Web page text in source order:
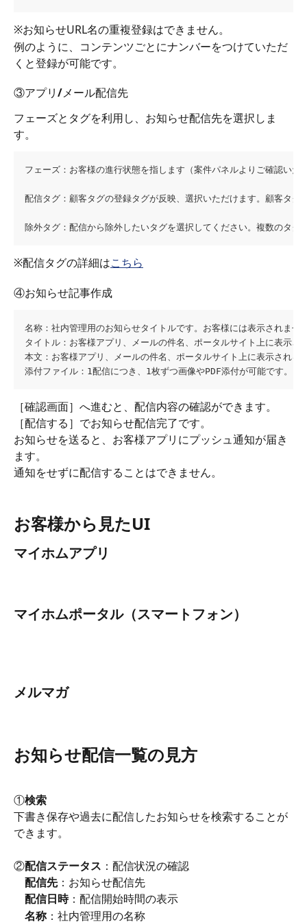
※お知らせURL名の重複登録はできません。
例のように、コンテンツごとにナンバーをつけていただ
くと登録が可能です。
③アプリ/メール配信先
フェーズとタグを利用し、お知らせ配信先を選択しま
す。
フェーズ：お客様の進行状態を指します（案件パネルよりご確認い
配信タグ：顧客タグの登録タグが反映、選択いただけます。顧客タ
除外タグ：配信から除外したいタグを選択してください。複数のタ
※配信タグの詳細はこちら
④お知らせ記事作成
名称：社内管理用のお知らせタイトルです。お客様には表示されませ
タイトル：お客様アプリ、メールの件名、ポータルサイト上に表示さ
本文：お客様アプリ、メールの件名、ポータルサイト上に表示される
添付ファイル：1配信につき、1枚ずつ画像やPDF添付が可能です。
［確認画面］へ進むと、配信内容の確認ができます。
［配信する］でお知らせ配信完了です。
お知らせを送ると、お客様アプリにプッシュ通知が届き
ます。
通知をせずに配信することはできません。
お客様から見たUI
マイホムアプリ
マイホムポータル（スマートフォン）
メルマガ
お知らせ配信一覧の見方
①検索
下書き保存や過去に配信したお知らせを検索することが
できます。
②配信ステータス ：配信状況の確認
配信先：お知らせ配信先
配信日時：配信開始時間の表示
名称：社内管理用の名称